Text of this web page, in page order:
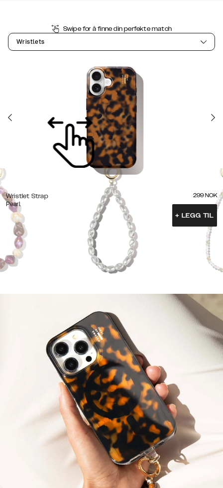
Swipe for å finne din perfekte match
Wristlets
Wristlet Strap
Pearl
299 NOK
+ LEGG TIL